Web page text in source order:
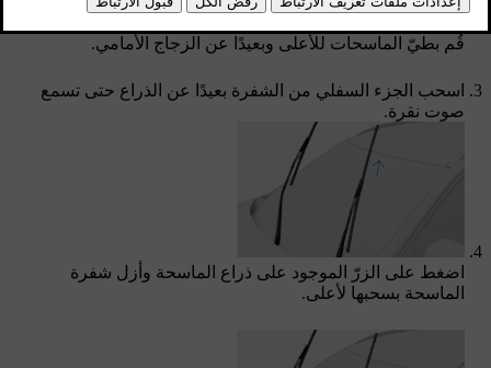
قُم بطيّ الماسحات للأعلى وبعيدًا عن الزجاج الأمامي.
اسحب الجزء السفلي من الشفرة بعيدًا عن الذراع حتى تسمع
صوت نقرة.
اضغط على الزرّ الموجود على ذراع الماسحة وأزل شفرة
الماسحة بسحبها لأعلى.